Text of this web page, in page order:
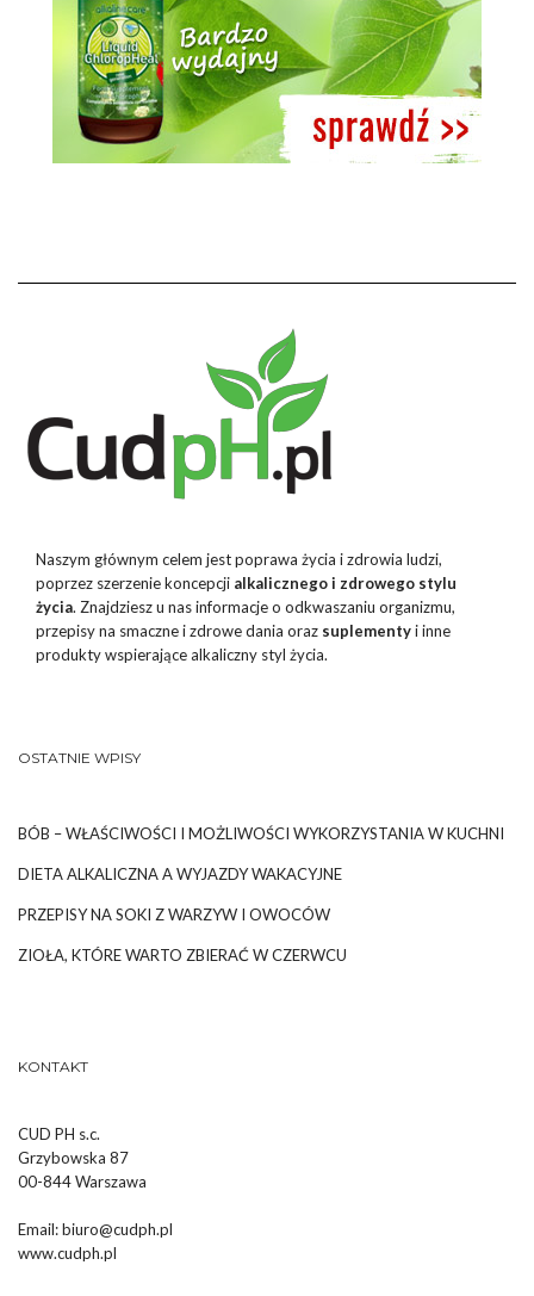
Naszym głównym celem jest poprawa życia i zdrowia ludzi,
poprzez szerzenie koncepcji alkalicznego i zdrowego stylu
życia. Znajdziesz u nas informacje o odkwaszaniu organizmu,
przepisy na smaczne i zdrowe dania oraz suplementyi inne
produkty wspierające alkaliczny styl życia.
OSTATNIE WPISY
BÓB – WŁAŚCIWOŚCI I MOŻLIWOŚCI WYKORZYSTANIA W KUCHNI
DIETA ALKALICZNA A WYJAZDY WAKACYJNE
PRZEPISY NA SOKI Z WARZYW I OWOCÓW
ZIOŁA, KTÓRE WARTO ZBIERAĆ W CZERWCU
KONTAKT
CUD PH s.c.
Grzybowska 87
00-844 Warszawa
Email:biuro@cudph.pl
www.cudph.pl